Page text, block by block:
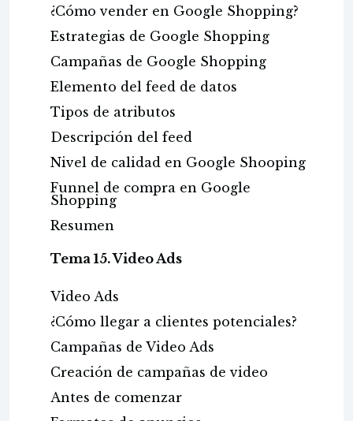
¿Cómo vender en Google Shopping?
Estrategias de Google Shopping
Campañas de Google Shopping
Elemento del feed de datos
Tipos de atributos
Descripción del feed
Nivel de calidad en Google Shooping
Funnel de compra en Google
Shopping
Resumen
Tema 15. Video Ads
Video Ads
¿Cómo llegar a clientes potenciales?
Campañas de Video Ads
Creación de campañas de video
Antes de comenzar